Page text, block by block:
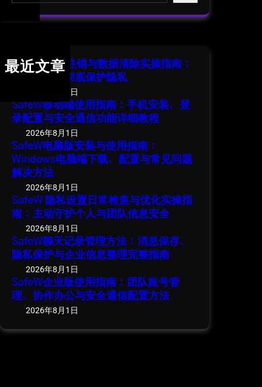
最近文章
SafeW 账号注销与数据清除实操指南：
安全退出并彻底保护隐私
2026年8月1日
SafeW移动端使用指南：手机安装、登
录配置与安全通信功能详细教程
2026年8月1日
SafeW电脑版安装与使用指南：
Windows电脑端下载、配置与常见问题
解决方法
2026年8月1日
SafeW 隐私设置日常检查与优化实操指
南：主动守护个人与团队信息安全
2026年8月1日
SafeW聊天记录管理方法：消息保存、
隐私保护与企业信息整理完整指南
2026年8月1日
SafeW企业版使用指南：团队账号管
理、协作办公与安全通信配置方法
2026年8月1日